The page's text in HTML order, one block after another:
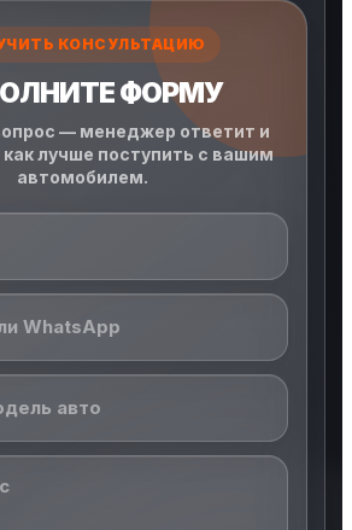
КОНСУЛЬТАЦИЮ
ФОРМУ
— менеджер ответит и
лучше поступить с вашим
автомобилем.